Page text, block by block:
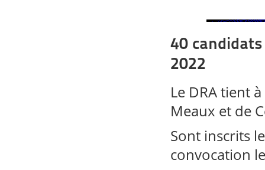
40
2022
Le DRA tient
Meaux et de
Sont inscrits
convocation